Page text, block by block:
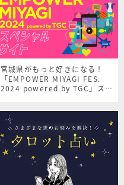
宮城県がもっと好きになる！
「EMPOWER MIYAGI FES.
2024 powered by TGC」スペ